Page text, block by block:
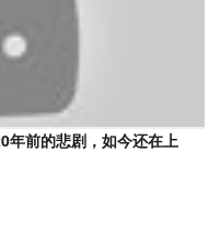
年前的悲剧，如今还在上